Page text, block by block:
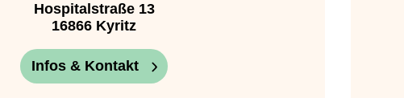
Hospitalstraße 13
16866 Kyritz
Infos & Kontakt